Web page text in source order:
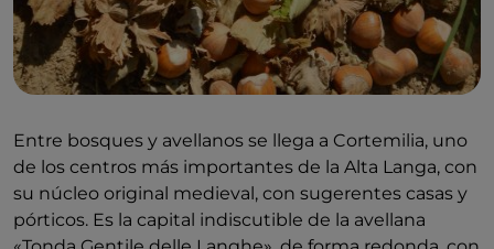
Entre bosques y avellanos se llega a Cortemilia, uno
de los centros más importantes de la Alta Langa, con
su núcleo original medieval, con sugerentes casas y
pórticos. Es la capital indiscutible de la avellana